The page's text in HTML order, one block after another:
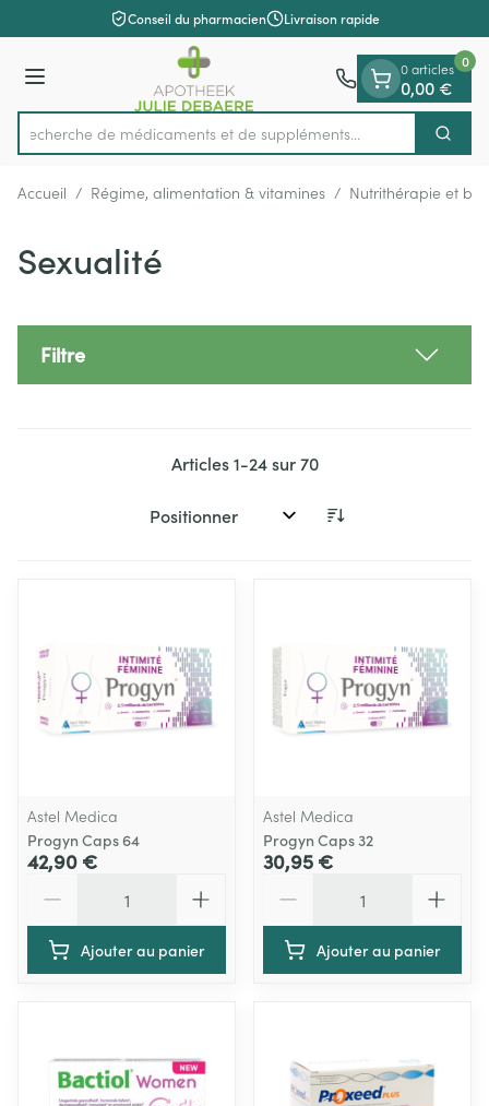
Aller au contenu
1 de 1Conseil du pharmacien Livraison rapide
Menu
Rechercher
Recherche de médicaments et de s
0 articles
0,00 €
0
Accueil / Régime, alimentation & vitamines / Nutrithérapie et
Sexualité
Filtre
Articles1-24sur70
Trier par:
Astel Medica
Progyn Caps 64
42,90 €
Ajouter au panier
Astel Medica
Progyn Caps 32
30,95 €
Ajouter au panier